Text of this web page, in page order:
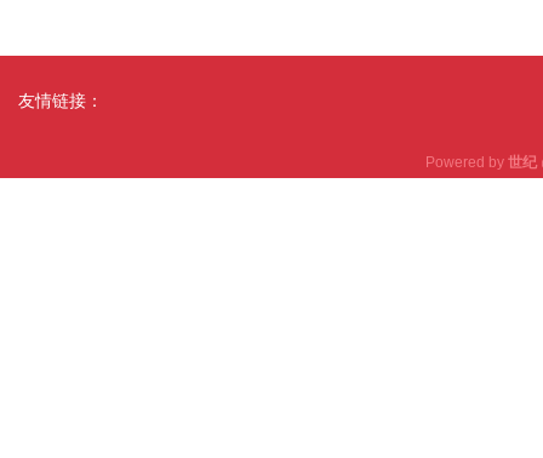
友情链接：
Powered by 世纪